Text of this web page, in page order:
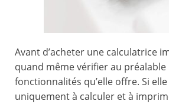
Avant d’acheter une calculatrice
quand même vérifier au préalable
fonctionnalités qu’elle offre. Si
uniquement à calculer et à